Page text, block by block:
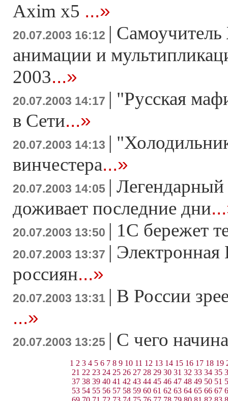
Axim x5 ...»
20.07.2003 16:12 |
анимации и
2003...»
20.07.2003 14:17 | "Русская
в Сети...»
20.07.2003 14:13 |
винчестера...»
20.07.2003 14:05 | Легендарный
доживает последние дни
20.07.2003 13:50 | 1С бережет
20.07.2003 13:37 | Электронная
россиян...»
20.07.2003 13:31 | В России
...»
20.07.2003 13:25 | С чего
1 2 3 4 5 6 7 8 9 10 11 12 13 14 15 16 17 18 19
21 22 23 24 25 26 27 28 29 30 31 32 33 34 35
37 38 39 40 41 42 43 44 45 46 47 48 49 50 51
53 54 55 56 57 58 59 60 61 62 63 64 65 66 67